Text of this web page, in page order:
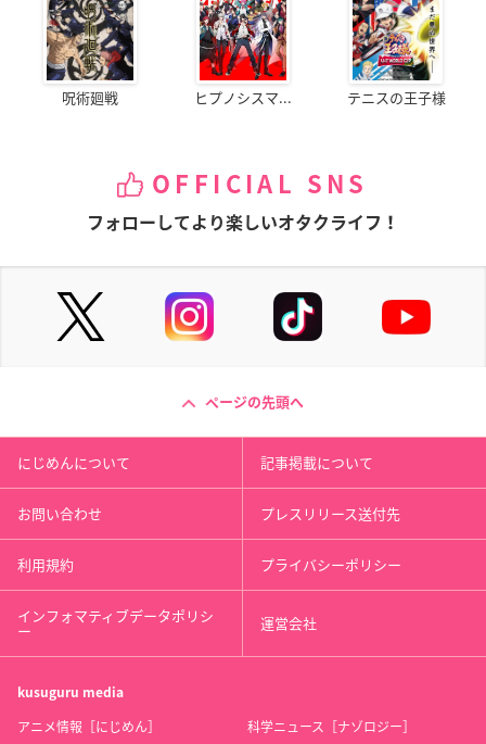
呪術廻戦 ヒプノシスマ... テニスの王子様
OFFICIAL SNS
フォローしてより楽しいオタクライフ！
ページの先頭へ
にじめんについて 記事掲載について
お問い合わせ プレスリリース送付先
利用規約 プライバシーポリシー
インフォマティブデータポリシ
ー 運営会社
kusuguru media
アニメ情報［にじめん］
科学ニュース［ナゾロジー］